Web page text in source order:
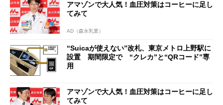
アマゾンで大人気！血圧対策はコーヒーに足し
てみて
AD（森永乳業）
“Suicaが使えない”改札、東京メトロ上野駅に
設置 期間限定で “クレカ”と“QRコード”専
用
アマゾンで大人気！血圧対策はコーヒーに足し
てみて